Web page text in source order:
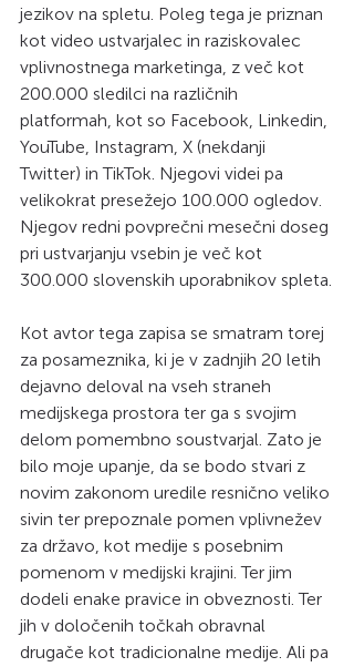
jezikov na spletu. Poleg tega je priznan
kot video ustvarjalec in raziskovalec
vplivnostnega marketinga, z več kot
200.000 sledilci na različnih
platformah, kot so Facebook, Linkedin,
YouTube, Instagram, X (nekdanji
Twitter) in TikTok. Njegovi videi pa
velikokrat presežejo 100.000 ogledov.
Njegov redni povprečni mesečni doseg
pri ustvarjanju vsebin je več kot
300.000 slovenskih uporabnikov spleta.
Kot avtor tega zapisa se smatram torej
za posameznika, ki je v zadnjih 20 letih
dejavno deloval na vseh straneh
medijskega prostora ter ga s svojim
delom pomembno soustvarjal. Zato je
bilo moje upanje, da se bodo stvari z
novim zakonom uredile resnično veliko
sivin ter prepoznale pomen vplivnežev
za državo, kot medije s posebnim
pomenom v medijski krajini. Ter jim
dodeli enake pravice in obveznosti. Ter
jih v določenih točkah obravnal
drugače kot tradicionalne medije. Ali pa